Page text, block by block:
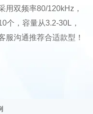
用双频率80/120kHz，
个，容量从3.2-30L，
服沟通推荐合适款型！